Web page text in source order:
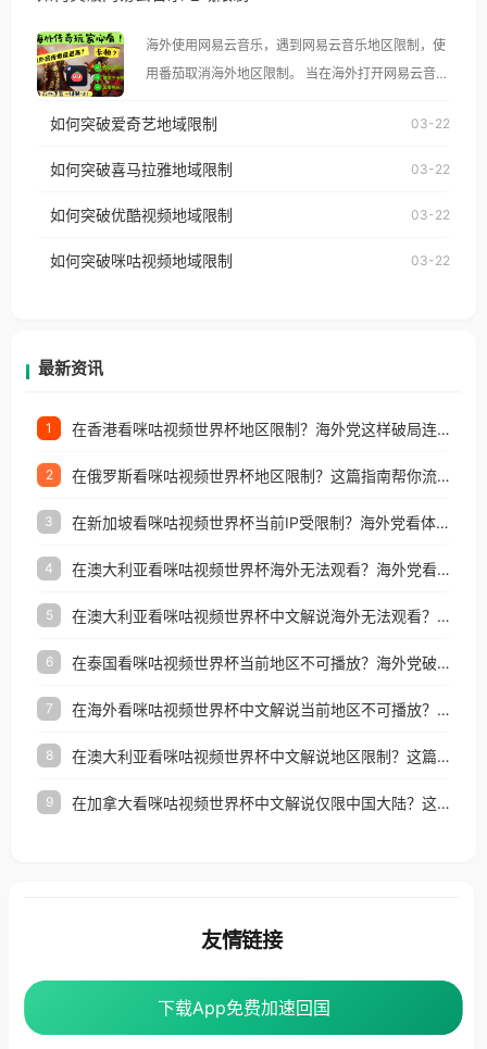
像其他音乐平台一样，出现地区及版权限制问题，且
仅能在中国大陆地区播放。 遇到这个问题的朋友们，
使用番茄回国加速器，即可解决「海外用户收听腾讯
台湾、美国、加拿大、澳大利亚、欧洲等国家和地区
权限制所困扰。
海外使用网易云音乐，遇到网易云音乐地区限制，使
用番茄取消海外地区限制。 当在海外打开网易云音
播放”的提示语。 海外用户如香港、澳门、台湾、美
国、加拿大、澳大利亚、欧洲等国家和地区时，网易
制问题，且仅能在中国大陆地区播放。 遇到这个问题
户收听网易云音乐地区版权限制」的问题，无论人在
如何突破爱奇艺地域限制 03-22
如何突破喜马拉雅地域限制 03-22
如何突破优酷视频地域限制 03-22
如何突破咪咕视频地域限制 03-22
最新资讯
1 在香港看咪咕视频世界杯地区限制？海外党这样破局连看7天不卡顿！
2 在俄罗斯看咪咕视频世界杯地区限制？这篇指南帮你流畅看中文解说赛事
3 在新加坡看咪咕视频世界杯当前IP受限制？海外党看体育赛事的终极破局指南
4 在澳大利亚看咪咕视频世界杯海外无法观看？海外党看国内体育直播的终极解法
5 在澳大利亚看咪咕视频世界杯中文解说海外无法观看？这篇指南帮你搞定所有体育直播难题
6 在泰国看咪咕视频世界杯当前地区不可播放？海外党破局看中文解说赛事指南
7 在海外看咪咕视频世界杯中文解说当前地区不可播放？这篇指南帮你搞定所有体育赛事直播难题
8 在澳大利亚看咪咕视频世界杯中文解说地区限制？这篇指南帮你搞定海外观赛难题
9 在加拿大看咪咕视频世界杯中文解说仅限中国大陆？这篇指南帮你轻松解锁中文解说和赛事直播
下载App免费加速回国
下载App免费加速回国
友情链接